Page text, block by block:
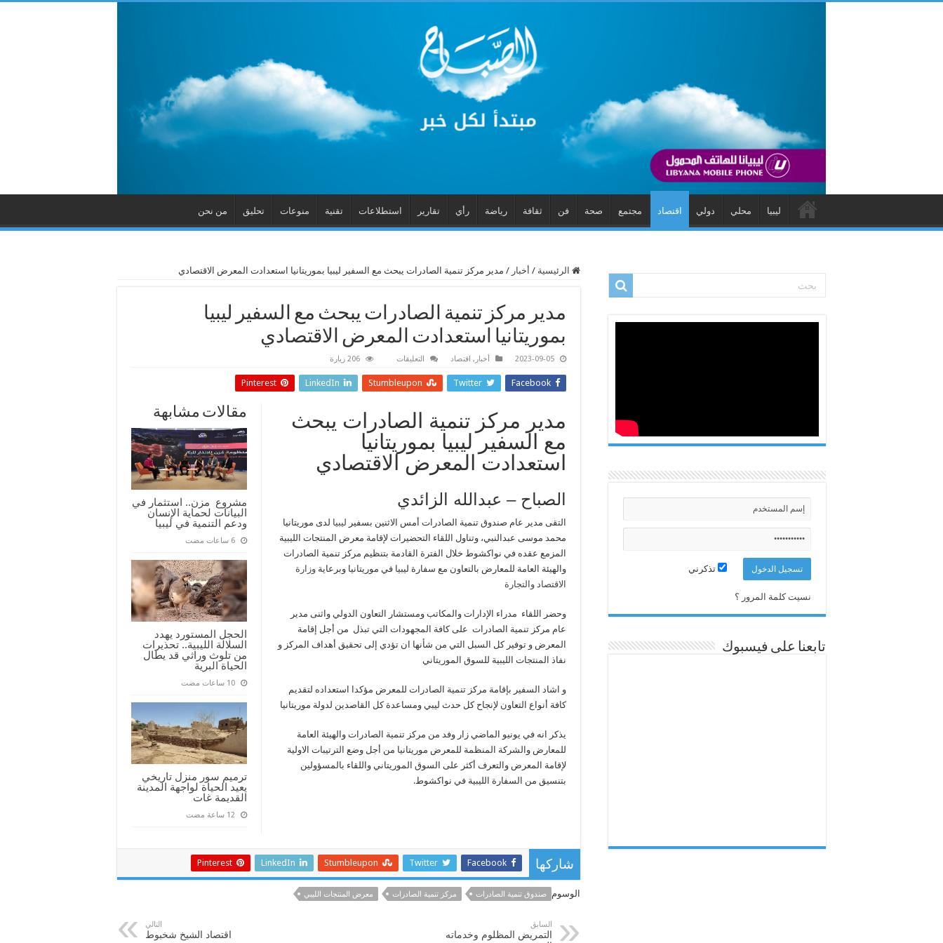
ليبيا محلي دولي اقتصاد مجتمع صحة فن ثقافة رياضة رأي تقارير استطلاعات تقنية منوعات تحليق من نحن
الرئيسية / أخبار / مدير مركز تنمية الصادرات يبحث مع السفير ليبيا بموريتانيا استعدادت المعرض الاقتصادي
مدير مركز تنمية الصادرات يبحث مع السفير ليبيا
بموريتانيا استعدادت المعرض الاقتصادي
2023-09-05 أخبار , اقتصاد التعليقات
مركز
تنمية
مع
السفير
بموريتانيا
استعدادت
المعرض
الاقتصادي
206 زيارة
Facebook
Twitter
Stumbleupon
LinkedIn
Pinterest
مقالات مشابهة
مشروع مزن.. استثمار في
البيانات لحماية الإنسان
ودعم التنمية في ليبيا
الحجل المستورد يهدد
السلالة الليبية.. تحذيرات
من تلوث وراثي قد يطال
الحياة البرية
ترميم سور منزل تاريخي
يعيد الحياة لواجهة المدينة
القديمة غات
مدير مركز تنمية الصادرات يبحث
مع السفير ليبيا بموريتانيا
استعدادت المعرض الاقتصادي
الصباح – عبدالله الزائدي
التقى مدير عام صندوق تنمية الصادرات أمس الاثنين بسفير ليبيا لدى موريتانيا
محمد موسى عبدالنبي، وتناول اللقاء التحضيرات لإقامة معرض المنتجات الليبية
المزمع عقده في نواكشوط خلال الفترة القادمة بتنظيم مركز تنمية الصادرات
والهيئة العامة للمعارض بالتعاون مع سفارة ليبيا في موريتانيا وبرعاية وزارة
الاقتصاد والتجارة
وحضر اللقاء مدراء الإدارات والمكاتب ومستشار التعاون الدولي واثنى مدير
عام مركز تنمية الصادرات على كافة المجهودات التي تبذل من أجل إقامة
المعرض و توفير كل السبل التي من شأنها ان تؤدي إلى تحقيق أهداف المركز و
نفاذ المنتجات الليبية للسوق الموريتاني
و اشاد السفير بإقامة مركز تنمية الصادرات للمعرض مؤكدا استعداده لتقديم
كافة أنواع التعاون لإنجاح كل حدث ليبي ومساعدة كل القاصدين لدولة موريتانيا
يذكر انه في يونيو الماضي زار وفد من مركز تنمية الصادرات والهيئة العامة
للمعارض والشركة المنظمة للمعرض موريتانيا من أجل وضع الترتيبات الاولية
لإقامة المعرض والتعرف أكثر على السوق الموريتاني واللقاء بالمسؤولين
بتنسيق من السفارة الليبية في نواكشوط.
شاركها Facebook
Twitter
Stumbleupon
LinkedIn
Pinterest
الوسوم صندوق تنمية الصادرات مركز تنمية الصادرات معرض المنتجات الليبي
السابق
التمريض المظلوم وخدماته
التالي
اقتصاد الشيخ شخبوط
تذكرني
نسيت كلمة المرور ؟
تابعنا على فيسبوك